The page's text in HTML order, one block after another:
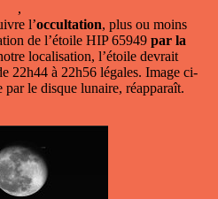
,
l’occultation, plus ou moins
de l’étoile HIP 65949 par la
localisation, l’étoile devrait
22h44 à 22h56 légales. Image ci-
par le disque lunaire, réapparaît.